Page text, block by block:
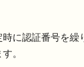
に認証番号を
。